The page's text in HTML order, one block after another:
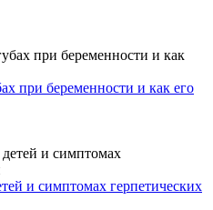
при беременности и как его
и симптомах герпетических